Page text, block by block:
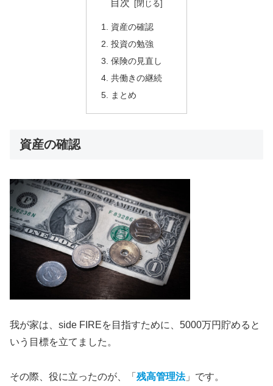
目次
資産の確認
投資の勉強
保険の見直し
共働きの継続
まとめ
資産の確認
我が家は、side FIREを目指すために、5000万円貯めると
いう目標を立てました。
その際、役に立ったのが、「 残高管理法」です。